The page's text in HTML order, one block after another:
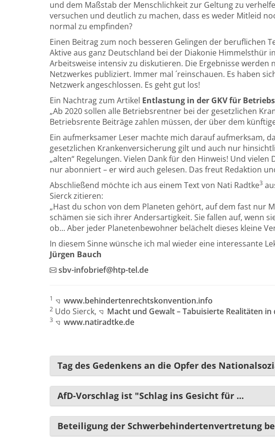
und dem Maßstab der Menschlichkeit zur Geltung zu
versuchen und deutlich zu machen, dass es weder Mitleid
normal zu empfinden?
Einen Beitrag zum noch besseren Gelingen der beruflichen
Aktive aus ganz Deutschland bei der Diakonie Himmelsthür
Arbeitsweise intensiv zu diskutieren. Die Ergebnisse
Netzwerkes publiziert. Immer mal ´reinschauen. Es haben
Netzwerk angeschlossen. Es geht gut los!
Ein Nachtrag zum Artikel Entlastung in der GKV für
„Ab 2020 sollen alle Betriebsrentner bei der gesetzlichen
Betriebsrente Beiträge zahlen müssen, der über dem
Ein aufmerksamer Leser machte mich darauf aufmerksam,
gesetzlichen Krankenversicherung gilt und auch nur
„alten“ Regelungen. Vielen Dank für den Hinweis! Und
nur abonniert – er wird auch gelesen. Das freut Redaktion
Abschließend möchte ich aus einem Text von Nati Radtke3
Sierck zitieren:
„Hast du schon von dem Planeten gehört, auf dem fast nur
schämen sie sich ihrer Andersartigkeit. Sie fallen auf, wenn
ob... Aber jeder Planetenbewohner belächelt dieses kleine
In diesem Sinne wünsche ich mal wieder eine interessante
Jürgen Bauch
sbv-infobrief@htp-tel.de
1 www.behindertenrechtskonvention.info
2 Udo Sierck, Macht und Gewalt – Tabuisierte Realitäten
3 www.natiradtke.de
Tag des Gedenkens an die Opfer des
AfD-Vorschlag ist "Schlag ins Gesicht für ...
Beteiligung der Schwerbehindertenvertretung